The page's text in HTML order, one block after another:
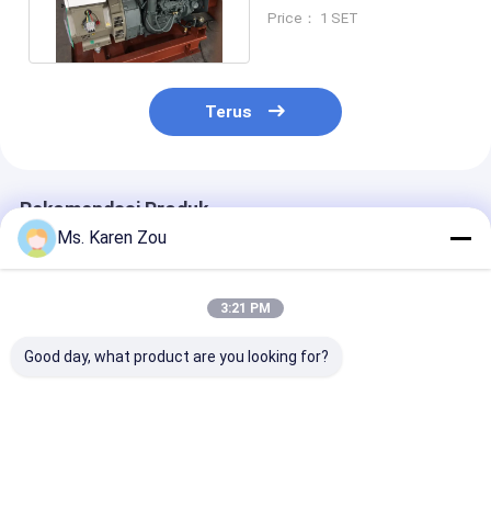
Price： 1 SET
Terus
Rekomendasi Produk
Ms. Karen Zou
3:21 PM
Good day, what product are you looking for?